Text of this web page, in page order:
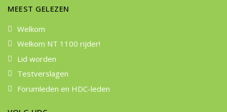
MEEST GELEZEN
Welkom
Welkom NT 1100 rijder!
Lid worden
Testverslagen
Forumleden en HDC-leden